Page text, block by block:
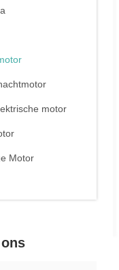
motor
Motor